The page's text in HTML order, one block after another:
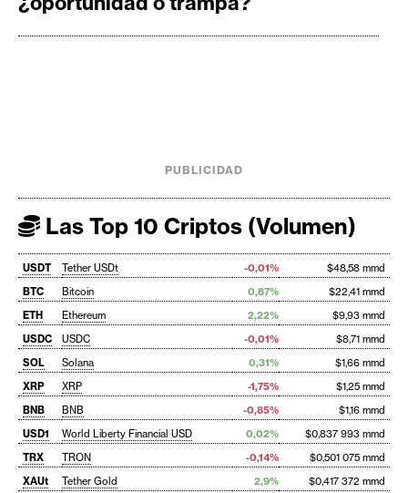
PUBLICIDAD
Las Top 10 Criptos (Volumen)
USDT Tether USDt -0,01%
$48,58 mmd
BTC
Bitcoin 0,87%
$22,41 mmd
ETH
Ethereum 2,22%
$9,93 mmd
USDC
USDC -0,01%
$8,71 mmd
SOL
Solana 0,31%
$1,66 mmd
XRP
XRP -1,75%
$1,25 mmd
BNB
BNB -0,85%
$1,16 mmd
USD1
World Liberty Financial USD 0,02%
$0,837 993 mmd
TRX
TRON -0,14%
$0,501 075 mmd
XAUt
Tether Gold 2,9% $0,417 372 mmd